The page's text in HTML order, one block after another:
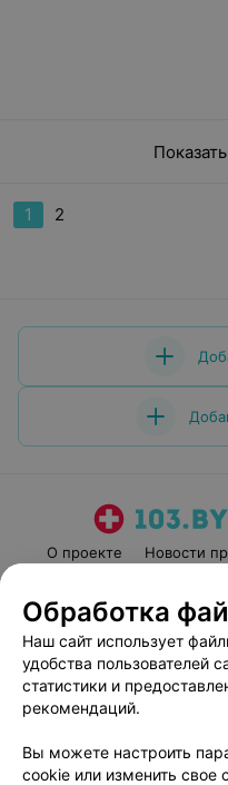
1 2
О проекте Новости
Пользовательское
Написать
Обработка
Обработка
Наш сайт использует
удобства пользователей
статистики и
рекомендаций.
Вы можете настроить
cookie или изменить свое